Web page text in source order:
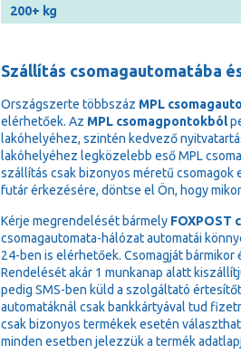
200+ kg
Szállítás csomagautomatába
Országszerte többszáz MPL
elérhetőek. Az MPL csomagpontokból
lakóhelyéhez, szintén kedvező
lakóhelyéhez legközelebb eső MPL
szállítás csak bizonyos méretű csomagok
futár érkezésére, döntse el Ön, hogy
Kérje megrendelését bármely FOXPOST
csomagautomata-hálózat automatái
24-ben is elérhetőek. Csomagját
Rendelését akár 1 munkanap alatt
pedig SMS-ben küld a szolgáltató
automatáknál csak bankkártyával tud
csak bizonyos termékek esetén
minden esetben jelezzük a termék